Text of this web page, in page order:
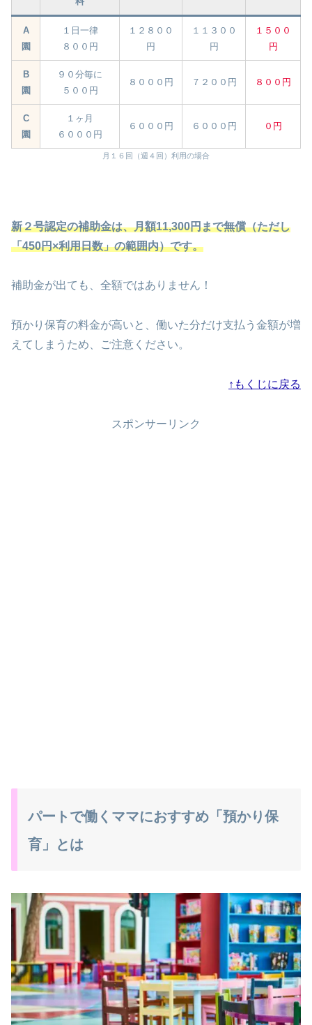
A
園
１日一律
８００円
１２８００
円
１１３００
円
１５００
円
B
園
９０分毎に
５００円
８０００円 ７２００円 ８００円
C
園
１ヶ月
６０００円
６０００円 ６０００円 ０円
月１６回（週４回）利用の場合
新２号認定の補助金は、月額11,300円まで無償（ただし
「450円×利用日数」の範囲内）です。
補助金が出ても、全額ではありません！
預かり保育の料金が高いと、働いた分だけ支払う金額が増
えてしまうため、ご注意ください。
↑もくじに戻る
スポンサーリンク
パートで働くママにおすすめ「預かり保
育」とは